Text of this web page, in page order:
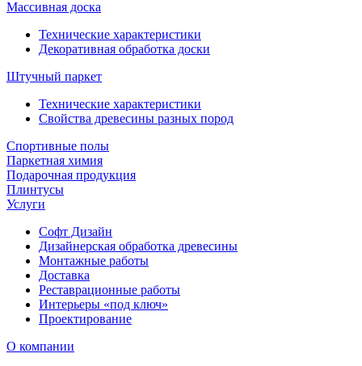
Массивная доска
Технические характеристики
Декоративная обработка доски
Штучный паркет
Технические характеристики
Свойства древесины разных пород
Спортивные полы
Паркетная химия
Подарочная продукция
Плинтусы
Услуги
Софт Дизайн
Дизайнерская обработка древесины
Монтажные работы
Доставка
Реставрационные работы
Интерьеры «под ключ»
Проектирование
О компании